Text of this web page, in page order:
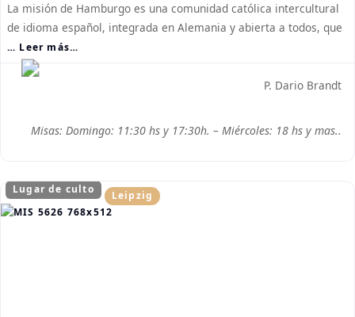
La misión de Hamburgo es una comunidad católica intercultural
de idioma español, integrada en Alemania y abierta a todos, que
… Leer más…
P. Dario Brandt
Misas: Domingo: 11:30 hs y 17:30h. – Miércoles: 18 hs y mas..
Lugar de culto Leipzig